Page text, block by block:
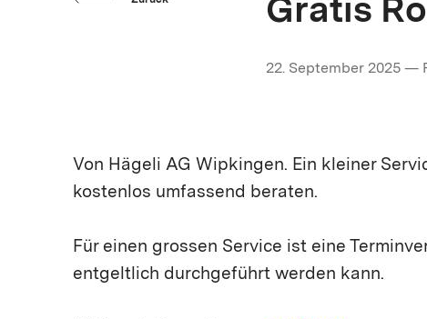
Gratis
22. September 2025 —
Von Hägeli AG Wipkingen. Ein kleiner
kostenlos umfassend beraten.
Für einen grossen Service ist eine
entgeltlich durchgeführt werden kann.